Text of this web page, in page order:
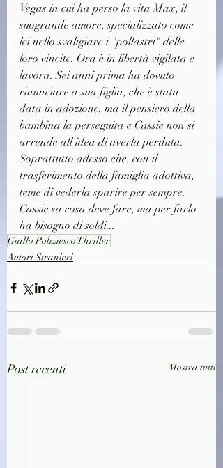
Vegas in cui ha perso la vita Max, il
suogrande amore, specializzato come
lei nello svaligiare i "pollastri" delle
loro vincite. Ora è in libertà vigilata e
lavora. Sei anni prima ha dovuto
rinunciare a sua figlia, che è stata
data in adozione, ma il pensiero della
bambina la perseguita e Cassie non si
arrende all'idea di averla perduta.
Soprattutto adesso che, con il
trasferimento della famiglia adottiva,
teme di vederla sparire per sempre.
Cassie sa cosa deve fare, ma per farlo
ha bisogno di soldi...
Giallo Poliziesco Thriller
Autori Stranieri
Post recenti Mostra tutti